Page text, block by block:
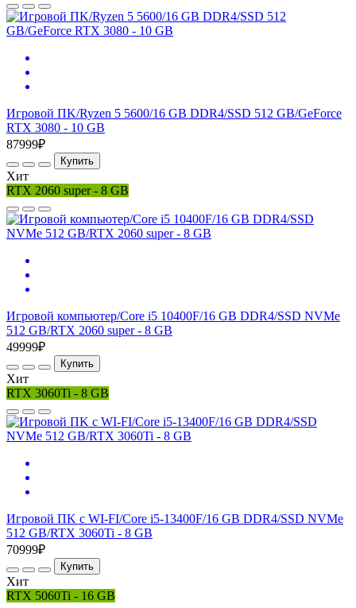
Игровой ПK/Ryzen 5 5600/16 GB DDR4/SSD 512 GB/GeForce
RTX 3080 - 10 GB
87999₽
Купить
Хит
RTX 2060 super - 8 GB
Игровой компьютер/Core i5 10400F/16 GB DDR4/SSD NVMe
512 GB/RTX 2060 super - 8 GB
49999₽
Купить
Хит
RTX 3060Ti - 8 GB
Игровой ПK c WI-FI/Core i5-13400F/16 GB DDR4/SSD NVMe
512 GB/RTX 3060Ti - 8 GB
70999₽
Купить
Хит
RTX 5060Ti - 16 GB